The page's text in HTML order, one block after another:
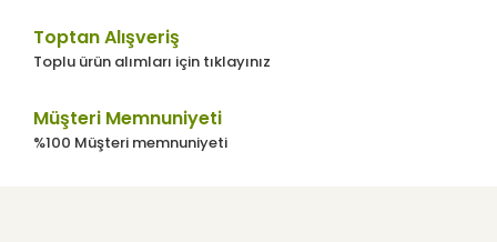
Gönder
Toptan Alışveriş
Toplu ürün alımları için tıklayınız
Müşteri Memnuniyeti
%100 Müşteri memnuniyeti